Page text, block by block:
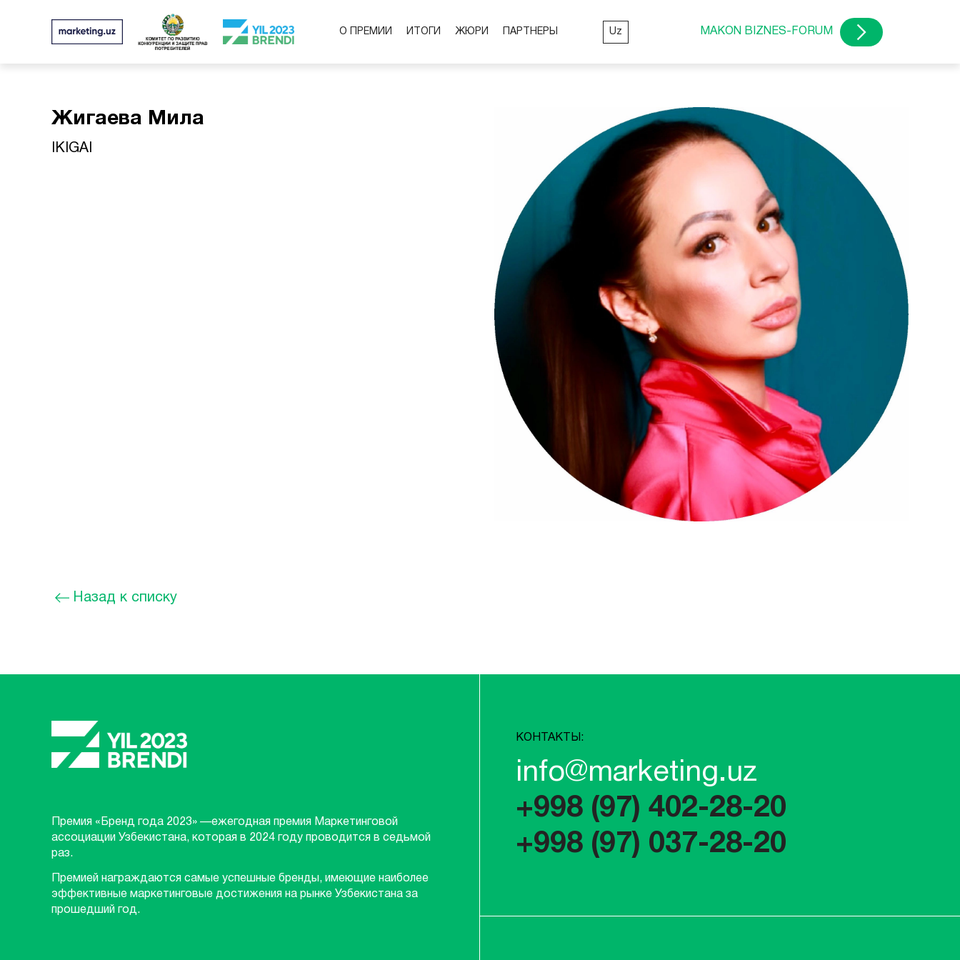
О ПРЕМИИ ИТОГИ ЖЮРИ ПАРТНЕРЫ Uz MAKON BIZNES-FORUM
Жигаева Мила
IKIGAI
Назад к списку
Премия «Бренд года 2023» —ежегодная премия Маркетинговой
ассоциации Узбекистана, которая в 2024 году проводится в седьмой
раз.
Премией награждаются самые успешные бренды, имеющие наиболее
эффективные маркетинговые достижения на рынке Узбекистана за
прошедший год.
КОНТАКТЫ:
info@marketing.uz
+998 (97) 402-28-20
+998 (97) 037-28-20